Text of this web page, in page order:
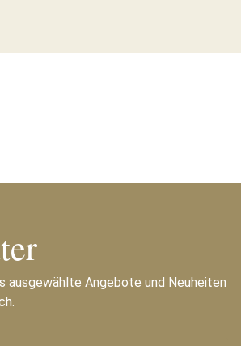
ausgewählte Angebote und Neuheiten